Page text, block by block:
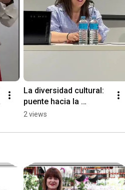
La diversidad cultural:
puente hacia la
tolerancia, el respeto y
Ozanam
2 views